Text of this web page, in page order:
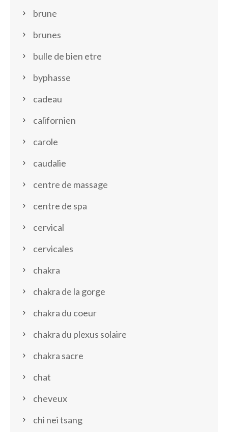
brune
brunes
bulle de bien etre
byphasse
cadeau
californien
carole
caudalie
centre de massage
centre de spa
cervical
cervicales
chakra
chakra de la gorge
chakra du coeur
chakra du plexus solaire
chakra sacre
chat
cheveux
chi nei tsang